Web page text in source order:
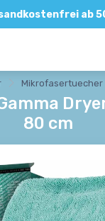
ab
und persönliche
Mikrofasertuecher
80 cm